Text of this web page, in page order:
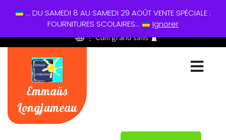
01 60 49 13 60
⋮ Cum grano salis
Emmaüs
Longjumeau
... DU SAMEDI 8 AU SAMEDI 29 AOÛT VENTE SPÉCIALE :
FOURNITURES SCOLAIRES...
Ignorer